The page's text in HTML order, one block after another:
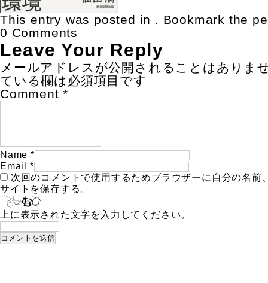
This entry was posted in . Bookmark the
0 Comments
Leave Your Reply
メールアドレスが公開されることはありま
ている欄は必須項目です
Comment *
Name *
Email
*
次回のコメントで使用するためブラウザーに自分の名前
サイトを保存する。
上に表示された文字を入力してください。